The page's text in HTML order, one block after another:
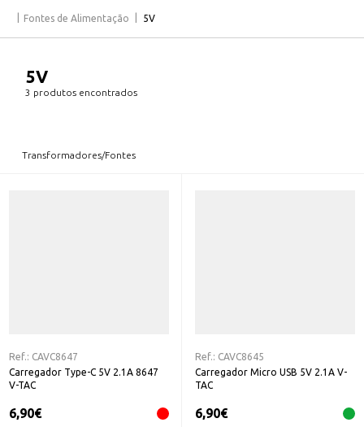
Fontes de Alimentação 5V
5V
3 produtos encontrados
Transformadores/Fontes
Ref.: CAVC8647
Carregador Type-C 5V 2.1A 8647
V-TAC
6,90€
Ref.: CAVC8645
Carregador Micro USB 5V 2.1A V-
TAC
6,90€